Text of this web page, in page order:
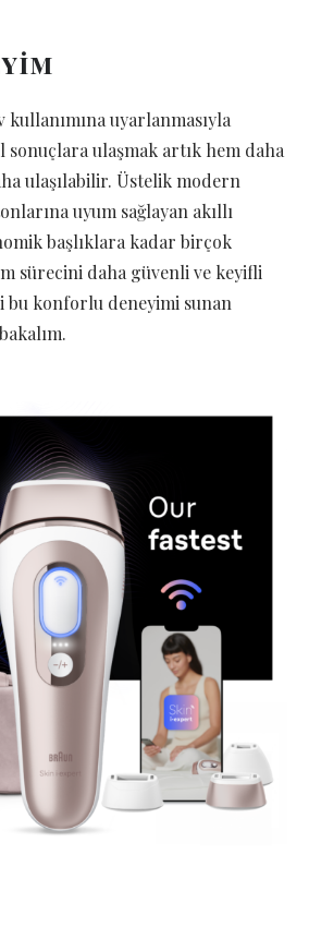
uyarlanmasıyla
ulaşmak artık hem daha
ulaşılabilir. Üstelik modern
uyum sağlayan akıllı
başlıklara kadar birçok
sürecini daha güvenli ve keyifli
bu konforlu deneyimi sunan